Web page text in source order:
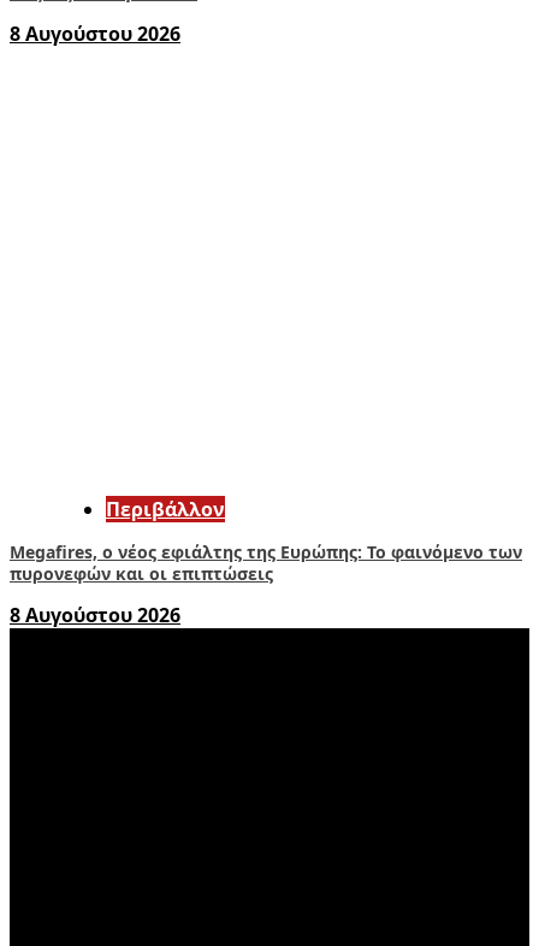
8 Αυγούστου 2026
Περιβάλλον
Megafires, ο νέος εφιάλτης της Ευρώπης: Το φαινόμενο των
πυρονεφών και οι επιπτώσεις
8 Αυγούστου 2026